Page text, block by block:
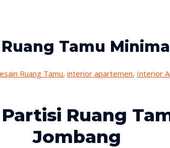
Tamu
Ruang Tamu, interior apartemen, Interior
Ruang
Jombang